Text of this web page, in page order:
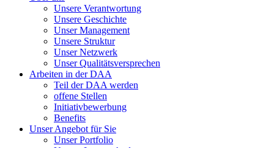
Unsere Verantwortung
Unsere Geschichte
Unser Management
Unsere Struktur
Unser Netzwerk
Unser Qualitätsversprechen
Arbeiten in der DAA
Teil der DAA werden
offene Stellen
Initiativbewerbung
Benefits
Unser Angebot für Sie
Unser Portfolio